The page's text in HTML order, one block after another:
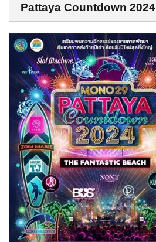
Pattaya Countdown 2024